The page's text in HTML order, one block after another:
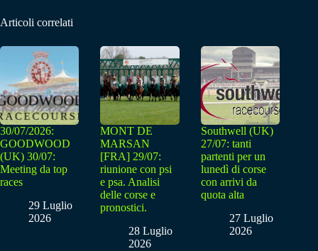
Articoli correlati
30/07/2026:
GOODWOOD
(UK) 30/07:
Meeting da top
races
29 Luglio
2026
MONT DE
MARSAN
[FRA] 29/07:
riunione con psi
e psa. Analisi
delle corse e
pronostici.
28 Luglio
2026
Southwell (UK)
27/07: tanti
partenti per un
lunedì di corse
con arrivi da
quota alta
27 Luglio
2026